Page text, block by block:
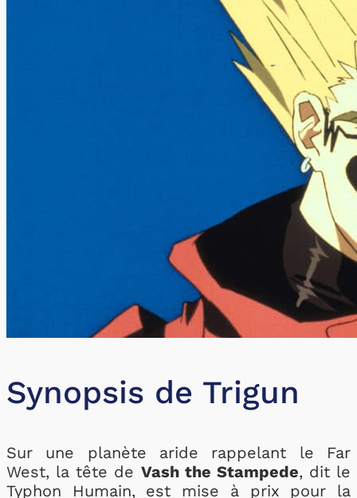
Synopsis de Trigun
Sur une planète aride rappelant le Far
West, la tête de Vash the Stampede, dit le
Typhon Humain, est mise à prix pour la